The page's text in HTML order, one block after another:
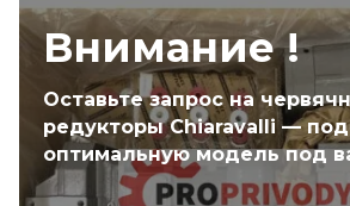
Внимание !
Оставьте запрос на
редукторы Chiaravalli —
оптимальную модель под